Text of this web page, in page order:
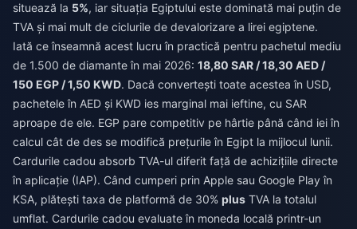
situează la 5%, iar situația Egiptului este dominată mai puțin de
TVA și mai mult de ciclurile de devalorizare a lirei egiptene.
Iată ce înseamnă acest lucru în practică pentru pachetul mediu
de 1.500 de diamante în mai 2026: 18,80 SAR / 18,30 AED /
150 EGP / 1,50 KWD. Dacă convertești toate acestea în USD,
pachetele în AED și KWD ies marginal mai ieftine, cu SAR
aproape de ele. EGP pare competitiv pe hârtie până când iei în
calcul cât de des se modifică prețurile în Egipt la mijlocul lunii.
Cardurile cadou absorb TVA-ul diferit față de achizițiile directe
în aplicație (IAP). Când cumperi prin Apple sau Google Play în
KSA, plătești taxa de platformă de 30% plus TVA la totalul
umflat. Cardurile cadou evaluate în moneda locală printr-un